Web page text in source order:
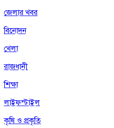
জেলার খবর
বিনোদন
খেলা
রাজধানী
শিক্ষা
লাইফস্টাইল
কৃষি ও প্রকৃতি